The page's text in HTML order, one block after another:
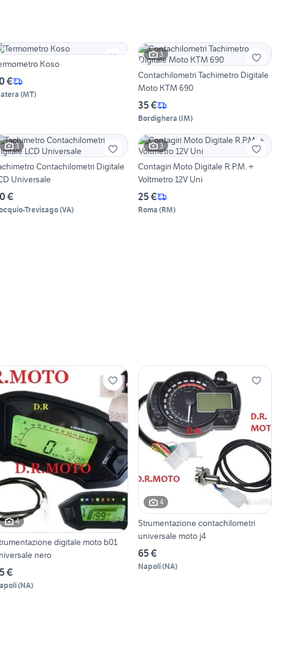
Koso
€
(MT)
3
Contachilometri Tachimetro Digitale
Moto KTM 690
35 €
Bordighera (IM)
3
Contachilometri Digitale
Universale
€
Trevisago(VA)
3
Contagiri Moto Digitale R.P.M. +
Voltmetro 12V Uni
25 €
Roma (RM)
4
digitale moto b01
nero
€
(NA)
4
Strumentazione contachilometri
universale moto j4
65 €
Napoli(NA)